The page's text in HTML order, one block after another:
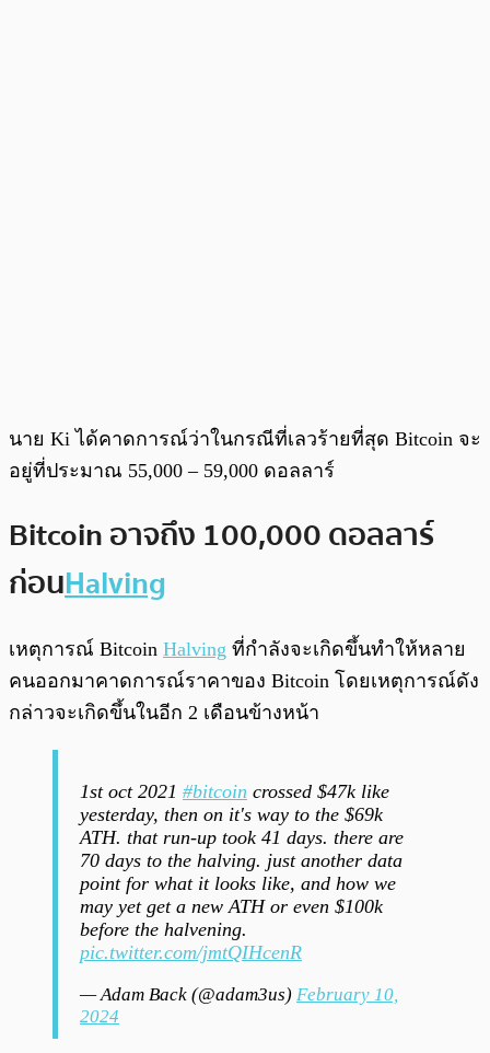
นาย Ki ได้คาดการณ์ว่าในกรณีที่เลวร้ายที่สุด Bitcoin จะ
อยู่ที่ประมาณ 55,000 – 59,000 ดอลลาร์
Bitcoin อาจถึง 100,000 ดอลลาร์
ก่อนHalving
เหตุการณ์ Bitcoin Halving ที่กำลังจะเกิดขึ้นทำให้หลาย
คนออกมาคาดการณ์ราคาของ Bitcoin โดยเหตุการณ์ดัง
กล่าวจะเกิดขึ้นในอีก 2 เดือนข้างหน้า
1st oct 2021 #bitcoin crossed $47k like
yesterday, then on it's way to the $69k
ATH. that run-up took 41 days. there are
70 days to the halving. just another data
point for what it looks like, and how we
may yet get a new ATH or even $100k
before the halvening.
pic.twitter.com/jmtQIHcenR
— Adam Back (@adam3us) February 10,
2024